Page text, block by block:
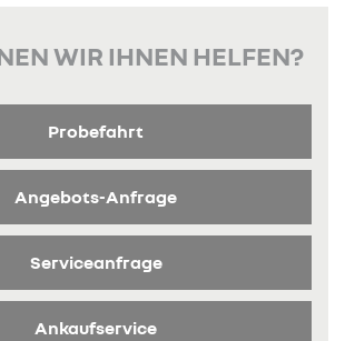
WIR IHNEN HELFEN?
Probefahrt
Angebots-Anfrage
Serviceanfrage
Ankaufservice